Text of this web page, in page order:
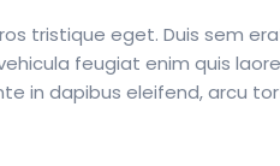
tristique eget. Duis sem
feugiat enim quis
in dapibus eleifend, arcu